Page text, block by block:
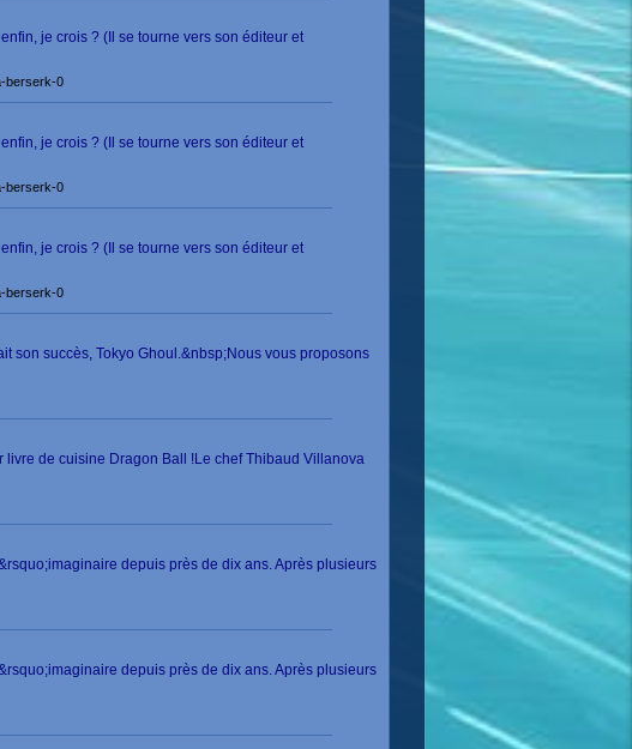
je crois ? (Il se tourne vers son éditeur et
berserk-0
je crois ? (Il se tourne vers son éditeur et
berserk-0
je crois ? (Il se tourne vers son éditeur et
berserk-0
son succès, Tokyo Ghoul.&nbsp;Nous vous proposons
de cuisine Dragon Ball !Le chef Thibaud Villanova
depuis près de dix ans. Après plusieurs
depuis près de dix ans. Après plusieurs